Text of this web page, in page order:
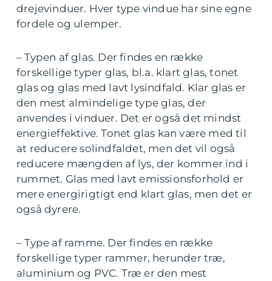
drejevinduer. Hver type vindue har sine egne
fordele og ulemper.
– Typen af glas. Der findes en række
forskellige typer glas, bl.a. klart glas, tonet
glas og glas med lavt lysindfald. Klar glas er
den mest almindelige type glas, der
anvendes i vinduer. Det er også det mindst
energieffektive. Tonet glas kan være med til
at reducere solindfaldet, men det vil også
reducere mængden af lys, der kommer ind i
rummet. Glas med lavt emissionsforhold er
mere energirigtigt end klart glas, men det er
også dyrere.
– Type af ramme. Der findes en række
forskellige typer rammer, herunder træ,
aluminium og PVC. Træ er den mest